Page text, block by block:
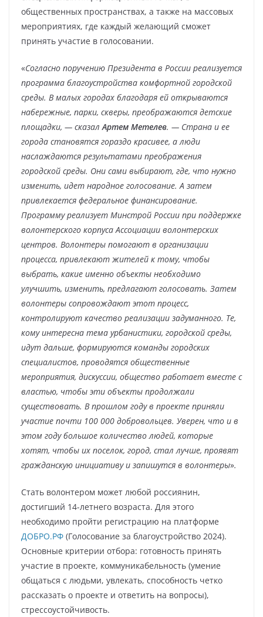
общественных пространствах, а также на массовых
мероприятиях, где каждый желающий сможет
принять участие в голосовании.
«Согласно поручению Президента в России реализуется
программа благоустройства комфортной городской
среды. В малых городах благодаря ей открываются
набережные, парки, скверы, преображаются детские
площадки, — сказалАртем Метелев. — Страна и ее
города становятся гораздо красивее, а люди
наслаждаются результатами преображения
городской среды. Они сами выбирают, где, что нужно
изменить, идет народное голосование. А затем
привлекается федеральное финансирование.
Программу реализует Минстрой России при поддержке
волонтерского корпуса Ассоциации волонтерских
центров. Волонтеры помогают в организации
процесса, привлекают жителей к тому, чтобы
выбрать, какие именно объекты необходимо
улучшить, изменить, предлагают голосовать. Затем
волонтеры сопровождают этот процесс,
контролируют качество реализации задуманного. Те,
кому интересна тема урбанистики, городской среды,
идут дальше, формируются команды городских
специалистов, проводятся общественные
мероприятия, дискуссии, общество работает вместе с
властью, чтобы эти объекты продолжали
существовать. В прошлом году в проекте приняли
участие почти 100 000 добровольцев. Уверен, что и в
этом году большое количество людей, которые
хотят, чтобы их поселок, город, стал лучше, проявят
гражданскую инициативу и запишутся в волонтеры».
Стать волонтером может любой россиянин,
достигший 14-летнего возраста. Для этого
необходимо пройти регистрацию на платформе
ДОБРО.РФ (Голосование за благоустройство 2024).
Основные критерии отбора: готовность принять
участие в проекте, коммуникабельность (умение
общаться с людьми, увлекать, способность четко
рассказать о проекте и ответить на вопросы),
стрессоустойчивость.